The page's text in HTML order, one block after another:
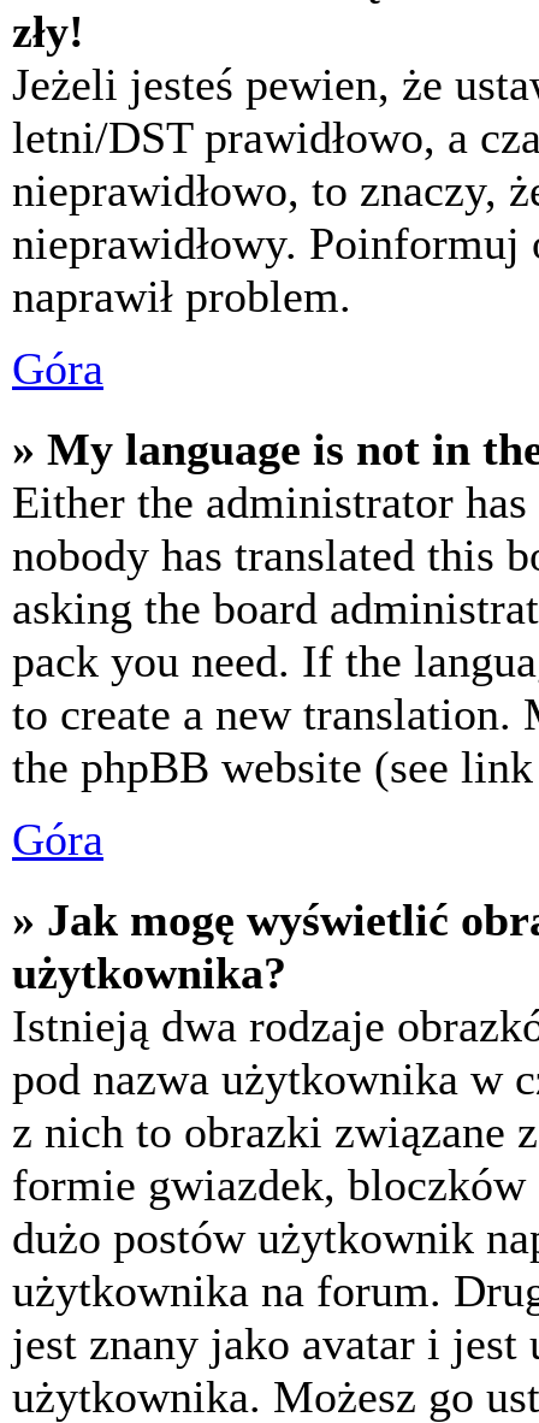
zły!
Jeżeli jesteś pewien, że
letni/DST prawidłowo, a
nieprawidłowo, to znaczy,
nieprawidłowy.
naprawił problem.
Góra
» My language is not in
Either the administrator
nobody has translated this
asking the board
pack you need. If the
to create a new
the phpBB website (see
Góra
» Jak mogę wyświetlić
użytkownika?
Istnieją dwa rodzaje
pod nazwa użytkownika w
z nich to obrazki związane
formie gwiazdek,
dużo postów użytkownik
użytkownika na forum.
jest znany jako avatar i jest
użytkownika. Możesz go